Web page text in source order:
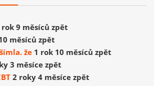
rok 9 měsíců zpět
měsíců zpět
že 1 rok 10 měsíců zpět
3 měsíce zpět
2 roky 4 měsíce zpět